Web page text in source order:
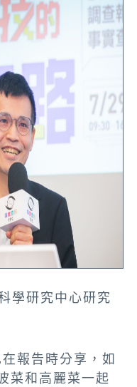
學研究中心研究
報告時分享，如
菜和高麗菜一起